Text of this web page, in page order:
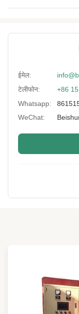
Showroom
कोई
Lift Speed: 9.5
Service:
Technic: स्वयं
डबल
ईमेल:
टेलीफोन:
+86
Whatsapp:
WeChat: